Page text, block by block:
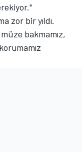
zor bir yıldı.
bakmamız,